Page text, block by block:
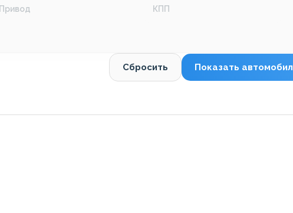
Привод КПП
Сбросить Показать